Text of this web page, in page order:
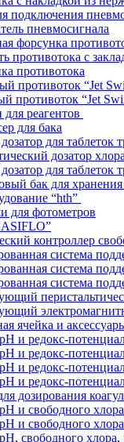
подключения
пневмосигнала
форсунка
противотока с
противотока
противоток “Jet
противоток “Jet
реагентов
для бака
для таблеток
дозатор
для таблеток
бак для
“hth”
для фотометров
контроллер
система
система
система
ячейка и
и редокс-
и редокс-
и редокс-
и редокс-
дозирования
и свободного
и свободного
свободного